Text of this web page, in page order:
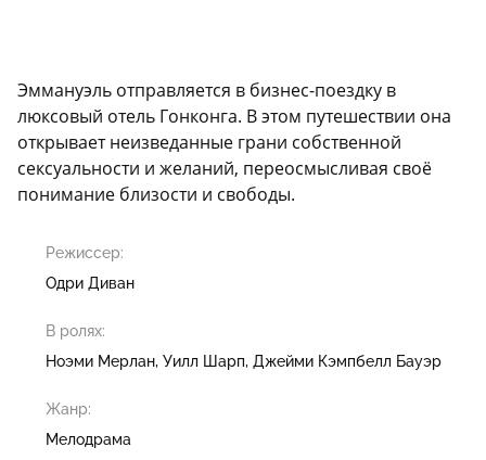
Эммануэль отправляется в бизнес-поездку в
люксовый отель Гонконга. В этом путешествии она
открывает неизведанные грани собственной
сексуальности и желаний, переосмысливая своё
понимание близости и свободы.
Режиссер:
Одри Диван
В ролях:
Ноэми Мерлан Уилл Шарп Джейми Кэмпбелл Бауэр
Жанр:
Мелодрама